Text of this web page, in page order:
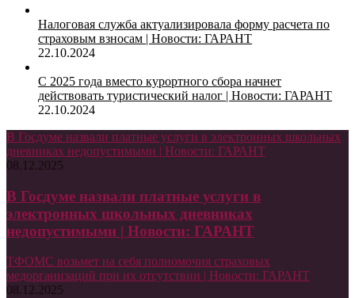
Налоговая служба актуализировала форму расчета по
страховым взносам | Новости: ГАРАНТ
22.10.2024
С 2025 года вместо курортного сбора начнет
действовать туристический налог | Новости: ГАРАНТ
22.10.2024
В Госдуме назвали платные услуги в электронных школьных
дневниках недопустимыми | Новости: ГАРАНТ
08.12.2025
В Госдуме назвали платные услуги в
электронных школьных дневниках
недопустимыми | Новости: ГАРАНТ
ТФОМС возьмет на себя полномочия страховых
медорганизаций при их отсутствии | Новости: ГАРАНТ
08.12.2025